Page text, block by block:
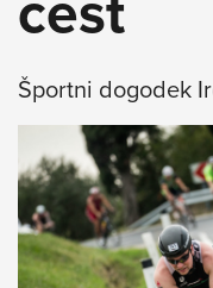
Športni dogodek